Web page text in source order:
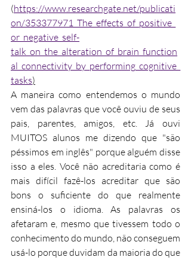
(https://www.researchgate.net/publicati
on/353377971_The_effects_of_positive_
or_negative_self-
talk_on_the_alteration_of_brain_function
al_connectivity_by_performing_cognitive_
tasks)
A maneira como entendemos o mundo
vem das palavras que você ouviu de seus
pais, parentes, amigos, etc. Já ouvi
MUITOS alunos me dizendo que "são
péssimos em inglês" porque alguém disse
isso a eles. Você não acreditaria como é
mais difícil fazê-los acreditar que são
bons o suficiente do que realmente
ensiná-los o idioma. As palavras os
afetaram e, mesmo que tivessem todo o
conhecimento do mundo, não conseguem
usá-lo porque duvidam da maioria do que